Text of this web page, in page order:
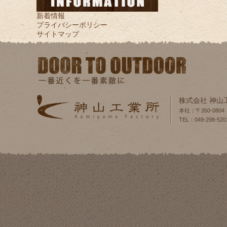
新着情報
プライバシーポリシー
サイトマップ
株式会社 神山
本社：〒350-
TEL：049-298-